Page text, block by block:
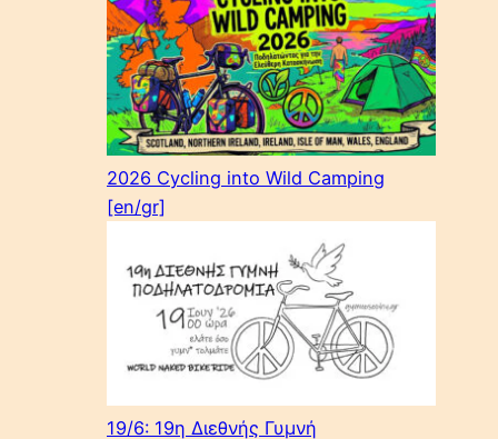
2026 Cycling into Wild Camping
[en/gr]
19/6: 19η Διεθνής Γυμνή